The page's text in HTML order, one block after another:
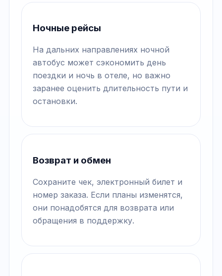
Ночные рейсы
На дальних направлениях ночной
автобус может сэкономить день
поездки и ночь в отеле, но важно
заранее оценить длительность пути и
остановки.
Возврат и обмен
Сохраните чек, электронный билет и
номер заказа. Если планы изменятся,
они понадобятся для возврата или
обращения в поддержку.